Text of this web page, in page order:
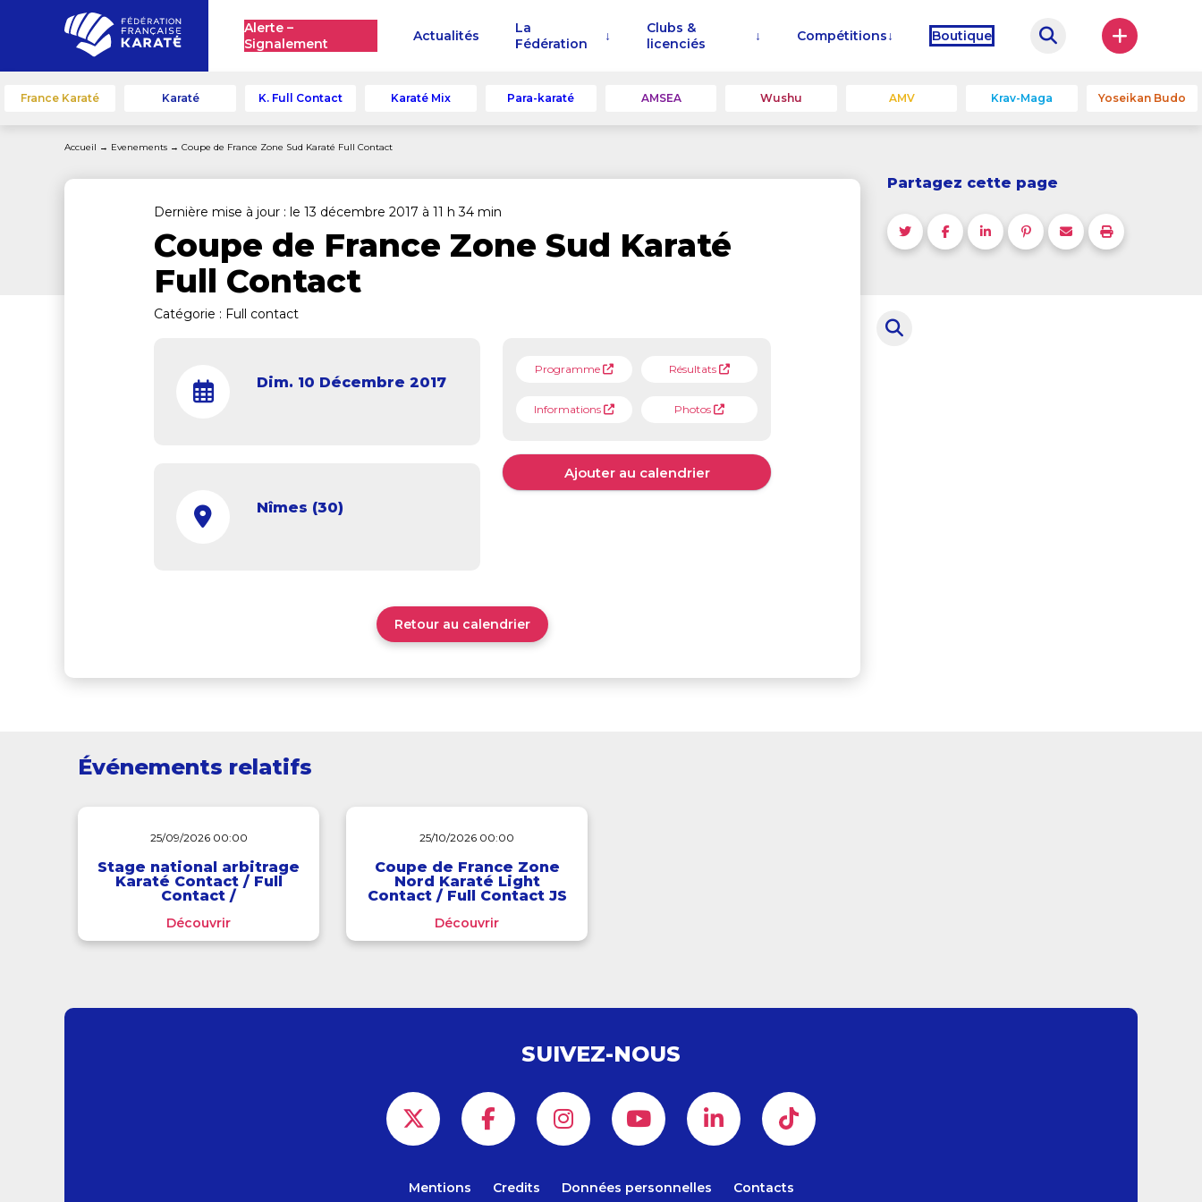
Alerte –
Signalement
Actualités
La
Fédération
Clubs &
licenciés
Compétitions Boutique
France Karaté Karaté K. Full Contact Karaté Mix Para-karaté AMSEA Wushu AMV Krav-Maga Yoseikan Budo
Accueil → Evenements → Coupe de France Zone Sud Karaté Full Contact
Dernière mise à jour : le 13 décembre 2017 à 11 h 34 min
Coupe de France Zone Sud Karaté
Full Contact
Catégorie : Full contact
Dim. 10 Décembre 2017
Nîmes (30)
Programme Résultats
Informations Photos
Ajouter au calendrier
Retour au calendrier
Partagez cette page
Événements relatifs
25/09/2026 00:00
Stage national arbitrage
Karaté Contact / Full
Contact /
Découvrir
25/10/2026 00:00
Coupe de France Zone
Nord Karaté Light
Contact / Full Contact JS
Découvrir
SUIVEZ-NOUS
Mentions Credits Données personnelles Contacts